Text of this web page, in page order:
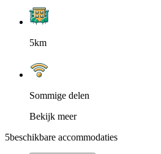
5km
Sommige delen
Bekijk meer
5beschikbare accommodaties